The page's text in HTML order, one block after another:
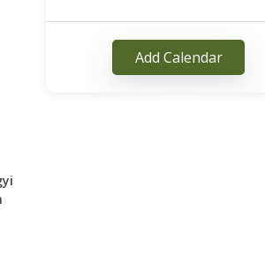
Add Calendar